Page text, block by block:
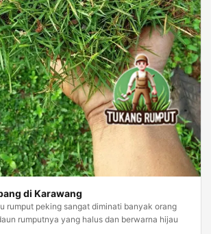
di Karawang
rumput peking sangat diminati banyak orang
rumputnya yang halus dan berwarna hijau